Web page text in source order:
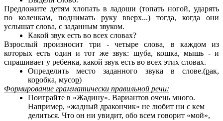
Предложите детям хлопать в ладоши (топать ногой, ударять
по коленкам, поднимать руку вверх...) тогда, когда они
услышат слова, с заданным звуком.
Какой звук есть во всех словах?
Взрослый произносит три - четыре слова, в каждом из
которых есть один и тот же звук: шуба, кошка, мышь - и
спрашивает у ребенка, какой звук есть во всех этих словах.
Определить место заданного звука в слове.(рак,
коробка, мусор)
Формирование грамматически правильной речи:
Поиграйте в «Жадину». Вариантов очень много.
Например, «жадный дракончик» не любит ни с кем
делиться. Что он ни увидит, обо всем говорит «мой»,